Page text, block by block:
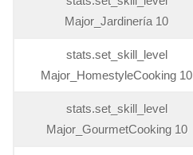
Major_Jardinería 10
stats.set_skill_level
Major_HomestyleCooking 10
stats.set_skill_level
Major_GourmetCooking 10